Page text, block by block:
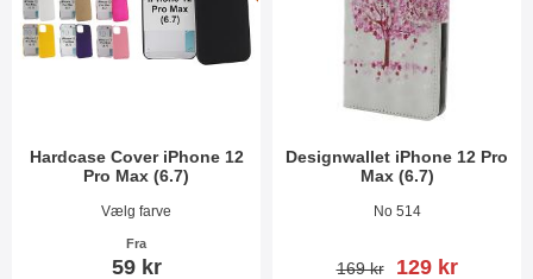
Hardcase Cover iPhone 12
Pro Max (6.7)
Varenr 41701Vælg farve
Fra
59 kr
Designwallet iPhone 12 Pro
Max (6.7)
Varenr 38019No 514
pris
169 kr pris
129 kr